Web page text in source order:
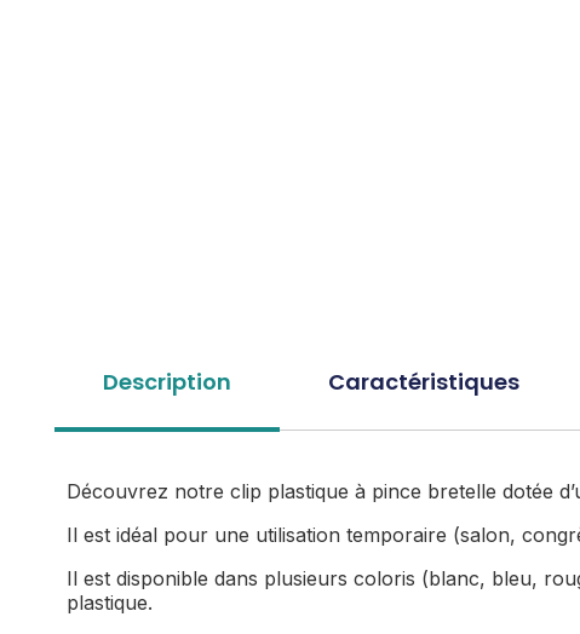
Description Caractéristiques
Découvrez notre clip plastique à pince bretelle dotée
Il est idéal pour une utilisation temporaire (salon,
Il est disponible dans plusieurs coloris (blanc, bleu,
plastique.